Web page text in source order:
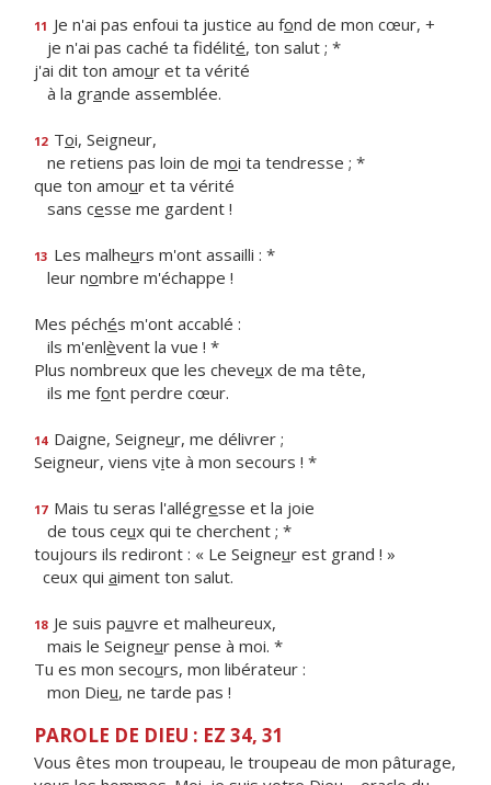
11 Je n'ai pas enfoui ta justice au fond de mon cœur, +
je n'ai pas caché ta fidélité, ton salut ; *
j'ai dit ton amour et ta vérité
à la grande assemblée.
12 Toi, Seigneur,
ne retiens pas loin de moi ta tendresse ; *
que ton amour et ta vérité
sans cesse me gardent !
13 Les malheurs m'ont assailli : *
leur nombre m'échappe !
Mes péchés m'ont accablé :
ils m'enlèvent la vue ! *
Plus nombreux que les cheveux de ma tête,
ils me font perdre cœur.
14 Daigne, Seigneur, me délivrer ;
Seigneur, viens vite à mon secours ! *
17 Mais tu seras l'allégresse et la joie
de tous ceux qui te cherchent ; *
toujours ils rediront : « Le Seigneur est grand ! »
ceux qui aiment ton salut.
18 Je suis pauvre et malheureux,
mais le Seigneur pense à moi. *
Tu es mon secours, mon libérateur :
mon Dieu, ne tarde pas !
PAROLE DE DIEU : EZ 34, 31
Vous êtes mon troupeau, le troupeau de mon pâturage,